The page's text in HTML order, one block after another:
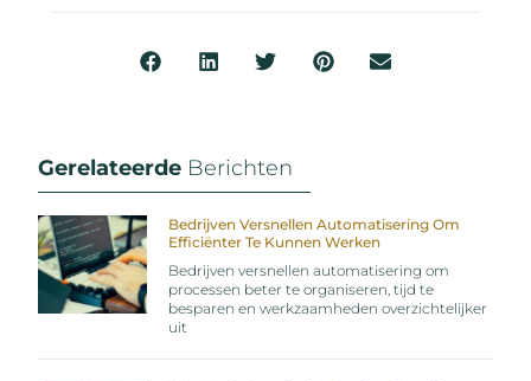
Gerelateerde Berichten
Bedrijven Versnellen Automatisering Om
Efficiënter Te Kunnen Werken
Bedrijven versnellen automatisering om
processen beter te organiseren, tijd te
besparen en werkzaamheden overzichtelijker
uit